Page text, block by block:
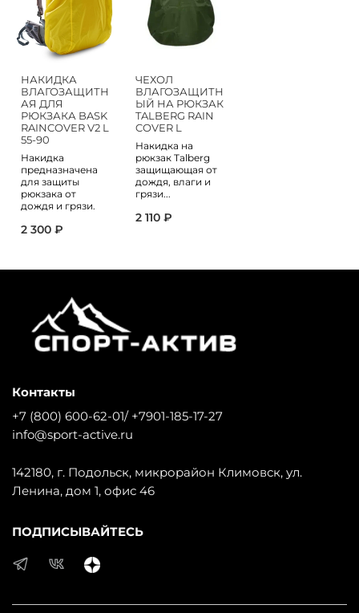
НАКИДКА
ВЛАГОЗАЩИТН
АЯ ДЛЯ
РЮКЗАКА BASK
RAINCOVER V2 L
55-90
Накидка
предназначена
для защиты
рюкзака от
дождя и грязи.
2 300 ₽
ЧЕХОЛ
ВЛАГОЗАЩИТН
ЫЙ НА РЮКЗАК
TALBERG RAIN
COVER L
Накидка на
рюкзак Talberg
защищающая от
дождя, влаги и
грязи...
2 110 ₽
Контакты
+7 (800) 600-62-01/ +7901-185-17-27
info@sport-active.ru
142180, г. Подольск, микрорайон Климовск, ул.
Ленина, дом 1, офис 46
ПОДПИСЫВАЙТЕСЬ